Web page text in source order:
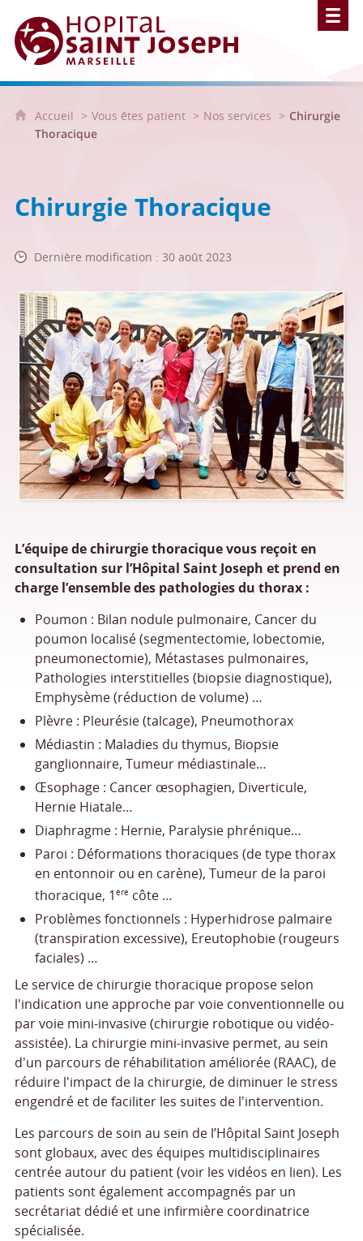
Hôpital Saint Joseph - Marseille
Accueil Vous êtes patient Nos services
Chirurgie
Thoracique
Chirurgie Thoracique
Dernière modification : 30 août 2023
L’équipe de chirurgie thoracique vous reçoit en
consultation sur l’Hôpital Saint Joseph et prend en
charge l’ensemble des pathologies du thorax :
Poumon : Bilan nodule pulmonaire, Cancer du
poumon localisé (segmentectomie, lobectomie,
pneumonectomie), Métastases pulmonaires,
Pathologies interstitielles (biopsie diagnostique),
Emphysème (réduction de volume) …
Plèvre : Pleurésie (talcage), Pneumothorax
Médiastin : Maladies du thymus, Biopsie
ganglionnaire, Tumeur médiastinale…
Œsophage : Cancer œsophagien, Diverticule,
Hernie Hiatale…
Diaphragme : Hernie, Paralysie phrénique…
Paroi : Déformations thoraciques (de type thorax
en entonnoir ou en carène), Tumeur de la paroi
thoracique, 1 ère côte …
Problèmes fonctionnels : Hyperhidrose palmaire
(transpiration excessive), Ereutophobie (rougeurs
faciales) …
Le service de chirurgie thoracique propose selon
l'indication une approche par voie conventionnelle ou
par voie mini-invasive (chirurgie robotique ou vidéo-
assistée). La chirurgie mini-invasive permet, au sein
d'un parcours de réhabilitation améliorée (RAAC), de
réduire l'impact de la chirurgie, de diminuer le stress
engendré et de faciliter les suites de l'intervention.
Les parcours de soin au sein de l’Hôpital Saint Joseph
sont globaux, avec des équipes multidisciplinaires
centrée autour du patient (voir les vidéos en lien). Les
patients sont également accompagnés par un
secrétariat dédié et une infirmière coordinatrice
spécialisée.